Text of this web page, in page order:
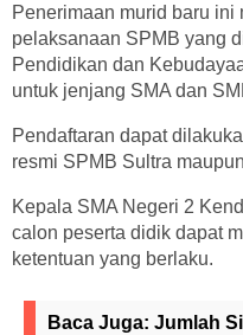
Penerimaan murid baru ini
pelaksanaan SPMB yang
Pendidikan dan
untuk jenjang SMA dan
Pendaftaran dapat
resmi SPMB Sultra
Kepala SMA Negeri 2
calon peserta didik dapat
ketentuan yang berlaku.
Baca Juga: Jumlah